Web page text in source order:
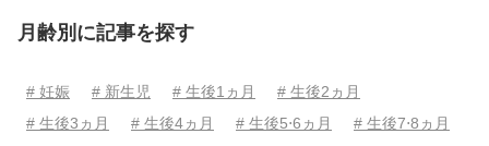
月齢別に記事を探す
# 妊娠 # 新生児 # 生後1ヵ月
# 生後2ヵ月
# 生後3ヵ月
# 生後4ヵ月 # 生後5⋅6ヵ月
# 生後7⋅8ヵ月